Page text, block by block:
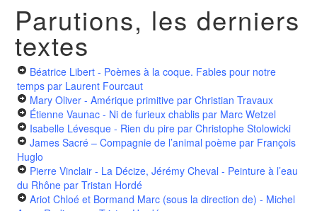
Parutions, les derniers
textes
Béatrice Libert - Poèmes à la coque. Fables pour notre
temps par Laurent Fourcaut
Mary Oliver - Amérique primitive par Christian Travaux
Étienne Vaunac - Ni de furieux chablis par Marc Wetzel
Isabelle Lévesque - Rien du pire par Christophe Stolowicki
James Sacré – Compagnie de l’animal poème par François
Huglo
Pierre Vinclair - La Décize, Jérémy Cheval - Peinture à l’eau
du Rhône par Tristan Hordé
Ariot Chloé et Bormand Marc (sous la direction de) - Michel